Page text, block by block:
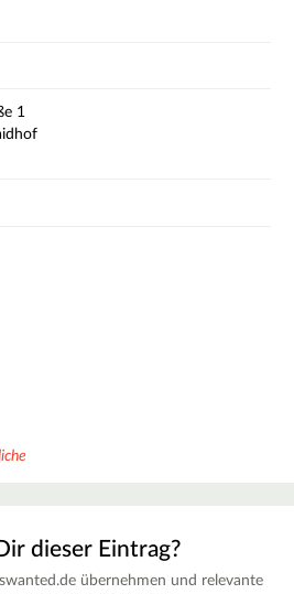
1
dieser Eintrag?
übernehmen und relevante